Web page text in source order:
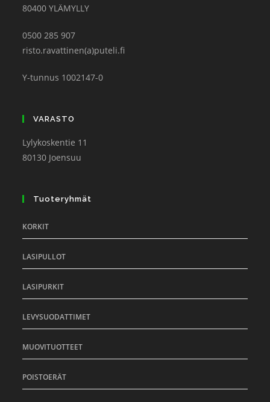
80400 YLÄMYLLY
0500 285 907
risto.ravattinen(a)puteli.fi
Y-tunnus 1002147-0
VARASTO
Lylykoskentie 11
80130 Joensuu
Tuoteryhmät
KORKIT
LASIPULLOT
LASIPURKIT
LEVYSUODATTIMET
MUOVITUOTTEET
POISTOERÄT